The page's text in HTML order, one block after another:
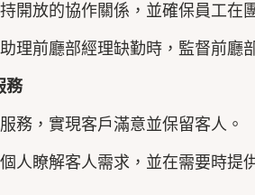
開放的協作關係，並確保員工在
理前廳部經理缺勤時，監督前廳
務
務，實現客戶滿意並保留客人。
人瞭解客人需求，並在需要時提